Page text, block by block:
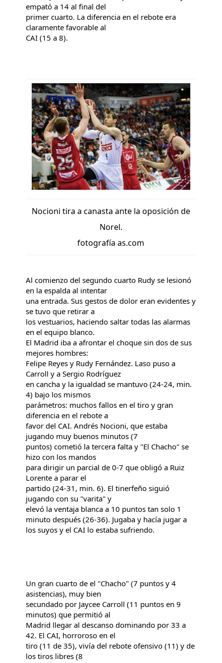
empató a 14 al final del
primer cuarto. La diferencia en el rebote era
claramente favorable al
CAI (15 a 8).
Nocioni tira a canasta ante la oposición de
Norel.
fotografía as.com
Al comienzo del segundo cuarto Rudy se lesionó
en la espalda al intentar
una entrada. Sus gestos de dolor eran evidentes y
se tuvo que retirar a
los vestuarios, haciendo saltar todas las alarmas
en el equipo blanco.
El Madrid iba a afrontar el choque sin dos de sus
mejores hombres:
Felipe Reyes y Rudy Fernández. Laso puso a
Carroll y a Sergio Rodríguez
en cancha y la igualdad se mantuvo (24-24, min.
4) bajo los mismos
parámetros: muchos fallos en el tiro y gran
diferencia en el rebote a
favor del CAI. Andrés Nocioni, que estaba
jugando muy buenos minutos (7
puntos) cometió la tercera falta y "El Chacho" se
hizo con los mandos
para dirigir un parcial de 0-7 que obligó a Ruiz
Lorente a parar el
partido (24-31, min. 6). El tinerfeño siguió
jugando con su "varita" y
elevó la ventaja blanca a 10 puntos tan solo 1
minuto después (26-36). Jugaba y hacía jugar a
los suyos y el CAI lo estaba sufriendo.
Un gran cuarto de el "Chacho" (7 puntos y 4
asistencias), muy bien
secundado por Jaycee Carroll (11 puntos en 9
minutos) que permitió al
Madrid llegar al descanso dominando por 33 a
42. El CAI, horroroso en el
tiro (11 de 35), vivía del rebote ofensivo (11) y de
los tiros libres (8